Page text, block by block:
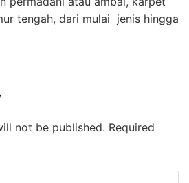
tengah, dari mulai jenis hingga
not be published. Required